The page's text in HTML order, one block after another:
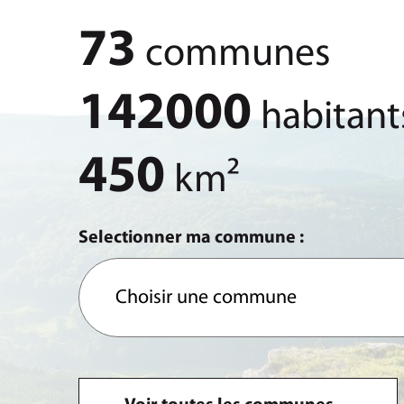
73 communes
142000
450 km²
Selectionner ma commune :
Choisir une commune